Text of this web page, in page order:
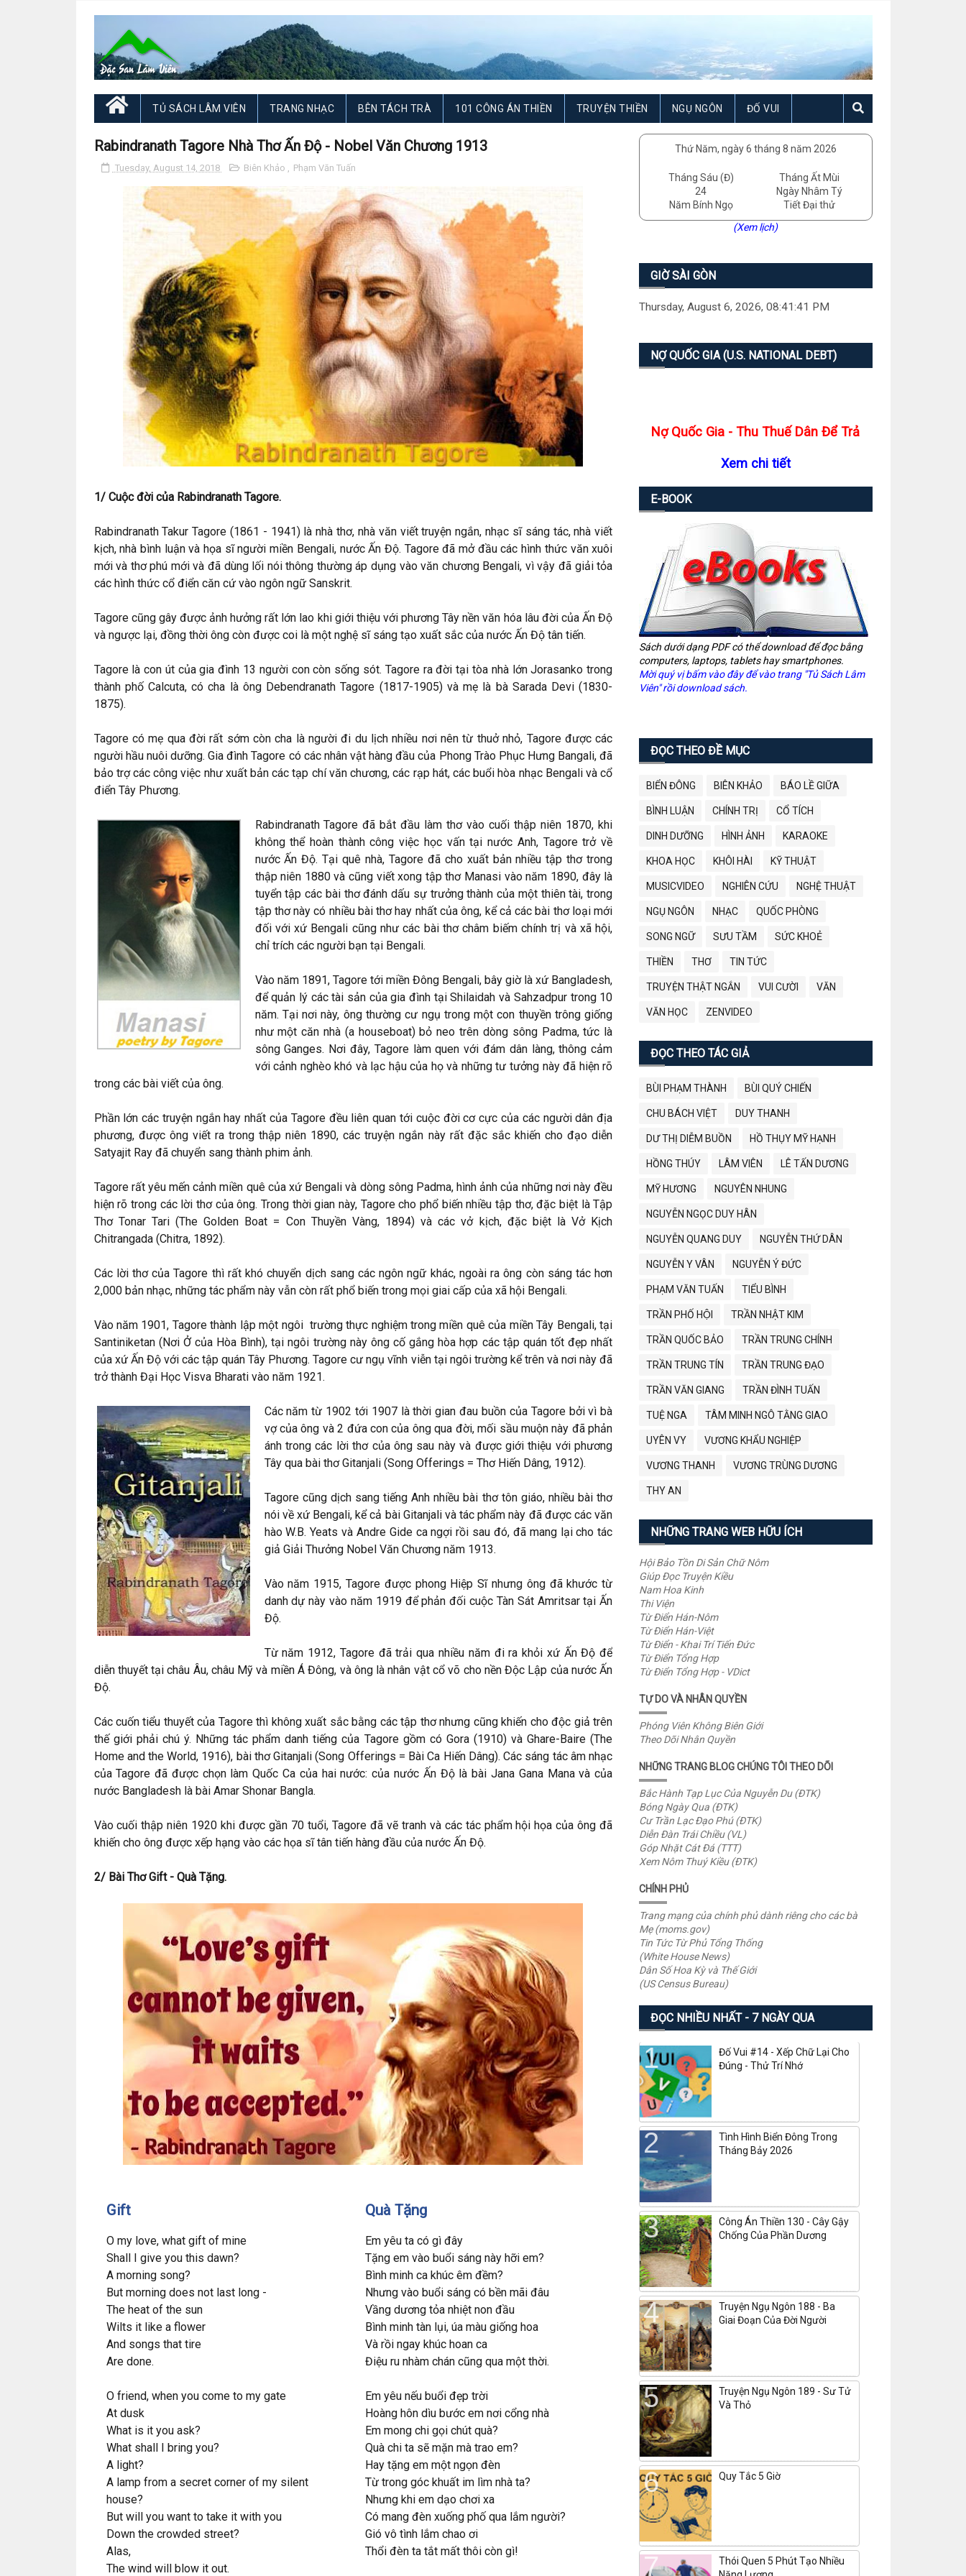
TỦ SÁCH LÂM VIÊN TRANG NHẠC BÊN TÁCH TRÀ 101 CÔNG ÁN THIỀN TRUYỆN THIỀN NGỤ NGÔN ĐỐ VUI
Rabindranath Tagore Nhà Thơ Ấn Độ - Nobel Văn Chương 1913
Tuesday, August 14, 2018 Biên Khảo , Phạm Văn Tuấn
1/ Cuộc đời của Rabindranath Tagore.
Rabindranath Takur Tagore (1861 - 1941) là nhà thơ, nhà văn viết truyện ngắn, nhạc sĩ sáng tác, nhà viết
kịch, nhà bình luận và họa sĩ người miền Bengali, nước Ấn Độ. Tagore đã mở đầu các hình thức văn xuôi
mới và thơ phú mới và đã dùng lối nói thông thường áp dụng vào văn chương Bengali, vì vậy đã giải tỏa
các hình thức cổ điển căn cứ vào ngôn ngữ Sanskrit.
Tagore cũng gây được ảnh hưởng rất lớn lao khi giới thiệu với phương Tây nền văn hóa lâu đời của Ấn Độ
và ngược lại, đồng thời ông còn được coi là một nghệ sĩ sáng tạo xuất sắc của nước Ấn Độ tân tiến.
Tagore là con út của gia đình 13 người con còn sống sót. Tagore ra đời tại tòa nhà lớn Jorasanko trong
thành phố Calcuta, có cha là ông Debendranath Tagore (1817-1905) và mẹ là bà Sarada Devi (1830-
1875).
Tagore có mẹ qua đời rất sớm còn cha là người đi du lịch nhiều nơi nên từ thuở nhỏ, Tagore được các
người hầu nuôi dưỡng. Gia đình Tagore có các nhân vật hàng đầu của Phong Trào Phục Hưng Bangali, đã
bảo trợ các công việc như xuất bản các tạp chí văn chương, các rạp hát, các buổi hòa nhạc Bengali và cổ
điển Tây Phương.
Rabindranath Tagore đã bắt đầu làm thơ vào cuối thập niên 1870, khi
không thể hoàn thành công việc học vấn tại nước Anh, Tagore trở về
nước Ấn Độ. Tại quê nhà, Tagore đã cho xuất bản nhiều tập thơ trong
thập niên 1880 và cũng viết xong tập thơ Manasi vào năm 1890, đây là
tuyển tập các bài thơ đánh dấu sự trưởng thành của một thiên tài, trong
tập thơ này có nhiều bài thơ hay nhất của ông, kể cả các bài thơ loại mới
đối với xứ Bengali cũng như các bài thơ châm biếm chính trị và xã hội,
chỉ trích các người bạn tại Bengali.
Vào năm 1891, Tagore tới miền Đông Bengali, bây giờ là xứ Bangladesh,
để quản lý các tài sản của gia đình tại Shilaidah và Sahzadpur trong 10
năm. Tại nơi này, ông thường cư ngụ trong một con thuyền trông giống
như một căn nhà (a houseboat) bỏ neo trên dòng sông Padma, tức là
sông Ganges. Nơi đây, Tagore làm quen với đám dân làng, thông cảm
với cảnh nghèo khó và lạc hậu của họ và những tư tưởng này đã hiện rõ
trong các bài viết của ông.
Phần lớn các truyện ngắn hay nhất của Tagore đều liên quan tới cuộc đời cơ cực của các người dân địa
phương, được ông viết ra trong thập niên 1890, các truyện ngắn này rất đặc sắc khiến cho đạo diễn
Satyajit Ray đã chuyển sang thành phim ảnh.
Tagore rất yêu mến cảnh miền quê của xứ Bengali và dòng sông Padma, hình ảnh của những nơi này đều
hiện rõ trong các lời thơ của ông. Trong thời gian này, Tagore cho phổ biến nhiều tập thơ, đặc biệt là Tập
Thơ Tonar Tari (The Golden Boat = Con Thuyền Vàng, 1894) và các vở kịch, đặc biệt là Vở Kịch
Chitrangada (Chitra, 1892).
Các lời thơ của Tagore thì rất khó chuyển dịch sang các ngôn ngữ khác, ngoài ra ông còn sáng tác hơn
2,000 bản nhạc, những tác phẩm này vẫn còn rất phổ biến trong mọi giai cấp của xã hội Bengali.
Vào năm 1901, Tagore thành lập một ngôi trường thực nghiệm trong miền quê của miền Tây Bengali, tại
Santiniketan (Nơi Ở của Hòa Bình), tại ngôi trường này ông cố gắng hòa hợp các tập quán tốt đẹp nhất
của xứ Ấn Độ với các tập quán Tây Phương. Tagore cư ngụ vĩnh viễn tại ngôi trường kể trên và nơi này đã
trở thành Đại Học Visva Bharati vào năm 1921.
Các năm từ 1902 tới 1907 là thời gian đau buồn của Tagore bởi vì bà
vợ của ông và 2 đứa con của ông qua đời, mối sầu muộn này đã phản
ánh trong các lời thơ của ông sau này và được giới thiệu với phương
Tây qua bài thơ Gitanjali (Song Offerings = Thơ Hiến Dâng, 1912).
Tagore cũng dịch sang tiếng Anh nhiều bài thơ tôn giáo, nhiều bài thơ
nói về xứ Bengali, kể cả bài Gitanjali và tác phẩm này đã được các văn
hào W.B. Yeats và Andre Gide ca ngợi rồi sau đó, đã mang lại cho tác
giả Giải Thưởng Nobel Văn Chương năm 1913.
Vào năm 1915, Tagore được phong Hiệp Sĩ nhưng ông đã khước từ
danh dự này vào năm 1919 để phản đối cuộc Tàn Sát Amritsar tại Ấn
Độ.
Từ năm 1912, Tagore đã trải qua nhiều năm đi ra khỏi xứ Ấn Độ để
diễn thuyết tại châu Âu, châu Mỹ và miền Á Đông, và ông là nhân vật cổ võ cho nền Độc Lập của nước Ấn
Độ.
Các cuốn tiểu thuyết của Tagore thì không xuất sắc bằng các tập thơ nhưng cũng khiến cho độc giả trên
thế giới phải chú ý. Những tác phẩm danh tiếng của Tagore gồm có Gora (1910) và Ghare-Baire (The
Home and the World, 1916), bài thơ Gitanjali (Song Offerings = Bài Ca Hiến Dâng). Các sáng tác âm nhạc
của Tagore đã được chọn làm Quốc Ca của hai nước: của nước Ấn Độ là bài Jana Gana Mana và của
nước Bangladesh là bài Amar Shonar Bangla.
Vào cuối thập niên 1920 khi được gần 70 tuổi, Tagore đã vẽ tranh và các tác phẩm hội họa của ông đã
khiến cho ông được xếp hạng vào các họa sĩ tân tiến hàng đầu của nước Ấn Độ.
2/ Bài Thơ Gift - Quà Tặng.
Gift
O my love, what gift of mine
Shall I give you this dawn?
A morning song?
But morning does not last long -
The heat of the sun
Wilts it like a flower
And songs that tire
Are done.
O friend, when you come to my gate
At dusk
What is it you ask?
What shall I bring you?
A light?
A lamp from a secret corner of my silent
house?
But will you want to take it with you
Down the crowded street?
Alas,
The wind will blow it out.
Quà Tặng
Em yêu ta có gì đây
Tặng em vào buổi sáng này hỡi em?
Bình minh ca khúc êm đềm?
Nhưng vào buổi sáng có bền mãi đâu
Vầng dương tỏa nhiệt non đầu
Bình minh tàn lụi, úa màu giống hoa
Và rồi ngay khúc hoan ca
Điệu ru nhàm chán cũng qua một thời.
Em yêu nếu buổi đẹp trời
Hoàng hôn dìu bước em nơi cổng nhà
Em mong chi gọi chút quà?
Quà chi ta sẽ mặn mà trao em?
Hay tặng em một ngọn đèn
Từ trong góc khuất im lìm nhà ta?
Nhưng khi em dạo chơi xa
Có mang đèn xuống phố qua lắm người?
Gió vô tình lắm chao ơi
Thổi đèn ta tắt mất thôi còn gì!
Thứ Năm, ngày 6 tháng 8 năm 2026
Tháng Sáu (Đ)
24
Năm Bính Ngọ
Tháng Ất Mùi
Ngày Nhâm Tý
Tiết Đại thử
(Xem lịch)
GIỜ SÀI GÒN
Thursday, August 6, 2026, 08:41:43 PM
NỢ QUỐC GIA (U.S. NATIONAL DEBT)
Nợ Quốc Gia - Thu Thuế Dân Để Trả
Xem chi tiết
E-BOOK
Sách dưới dạng PDF có thể download để đọc bằng
computers, laptops, tablets hay smartphones.
Mời quý vị bấm vào đây để vào trang "Tủ Sách Lâm
Viên" rồi download sách.
ĐỌC THEO ĐỀ MỤC
BIỂN ĐÔNG BIÊN KHẢO BÁO LỀ GIỮA
BÌNH LUẬN CHÍNH TRỊ CỔ TÍCH
DINH DƯỠNG HÌNH ẢNH KARAOKE
KHOA HỌC KHÔI HÀI KỸ THUẬT
MUSICVIDEO NGHIÊN CỨU NGHỆ THUẬT
NGỤ NGÔN NHẠC QUỐC PHÒNG
SONG NGỮ SƯU TẦM SỨC KHOẺ
THIỀN THƠ TIN TỨC
TRUYỆN THẬT NGẮN VUI CƯỜI VĂN
VĂN HỌC ZENVIDEO
ĐỌC THEO TÁC GIẢ
BÙI PHẠM THÀNH BÙI QUÝ CHIẾN
CHU BÁCH VIỆT DUY THANH
DƯ THỊ DIỄM BUỒN HỒ THỤY MỸ HẠNH
HỒNG THÚY LÂM VIÊN LÊ TẤN DƯƠNG
MỸ HƯƠNG NGUYÊN NHUNG
NGUYỄN NGỌC DUY HÂN
NGUYỄN QUANG DUY NGUYỄN THỨ DÂN
NGUYỄN Y VÂN NGUYỄN Ý ĐỨC
PHẠM VĂN TUẤN TIỂU BÌNH
TRẦN PHỐ HỘI TRẦN NHẬT KIM
TRẦN QUỐC BẢO TRẦN TRUNG CHÍNH
TRẦN TRUNG TÍN TRẦN TRUNG ĐẠO
TRẦN VĂN GIANG TRẦN ĐÌNH TUẤN
TUỆ NGA TÂM MINH NGÔ TẰNG GIAO
UYÊN VY VƯƠNG KHẨU NGHIỆP
VƯƠNG THANH VƯƠNG TRÙNG DƯƠNG
THY AN
NHỮNG TRANG WEB HỮU ÍCH
Hội Bảo Tồn Di Sản Chữ Nôm
Giúp Đọc Truyện Kiều
Nam Hoa Kinh
Thi Viện
Từ Điển Hán-Nôm
Từ Điển Hán-Việt
Từ Điển - Khai Trí Tiến Đức
Từ Điển Tổng Hợp
Từ Điển Tổng Hợp - VDict
TỰ DO VÀ NHÂN QUYỀN
Phóng Viên Không Biên Giới
Theo Dõi Nhân Quyền
NHỮNG TRANG BLOG CHÚNG TÔI THEO DÕI
Bắc Hành Tạp Lục Của Nguyễn Du (ĐTK)
Bóng Ngày Qua (ĐTK)
Cư Trần Lạc Đạo Phú (ĐTK)
Diễn Đàn Trái Chiều (VL)
Góp Nhặt Cát Đá (TTT)
Xem Nôm Thuý Kiều (ĐTK)
CHÍNH PHỦ
Trang mạng của chính phủ dành riêng cho các bà
Mẹ (moms.gov)
Tin Tức Từ Phủ Tổng Thống
(White House News)
Dân Số Hoa Kỳ và Thế Giới
(US Census Bureau)
ĐỌC NHIỀU NHẤT - 7 NGÀY QUA
Đố Vui #14 - Xếp Chữ Lại Cho
Đúng - Thử Trí Nhớ
Tình Hình Biển Đông Trong
Tháng Bảy 2026
Công Án Thiền 130 - Cây Gậy
Chống Của Phần Dương
Truyện Ngụ Ngôn 188 - Ba
Giai Đoạn Của Đời Người
Truyện Ngụ Ngôn 189 - Sư Tử
Và Thỏ
Quy Tắc 5 Giờ
Thói Quen 5 Phút Tạo Nhiều